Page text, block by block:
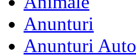
Anunturi
Anunturi Auto